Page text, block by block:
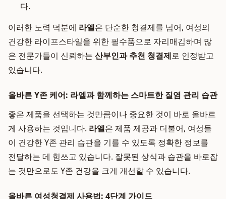
다.
이러한 노력 덕분에 라엘은 단순한 청결제를 넘어, 여성의
건강한 라이프스타일을 위한 필수품으로 자리매김하며 많
은 전문가들이 신뢰하는 산부인과 추천 청결제로 인정받고
있습니다.
올바른 Y존 케어: 라엘과 함께하는 스마트한 질염 관리 습관
좋은 제품을 선택하는 것만큼이나 중요한 것이 바로 올바르
게 사용하는 것입니다. 라엘은 제품 제공과 더불어, 여성들
이 건강한 Y존 관리 습관을 기를 수 있도록 정확한 정보를
전달하는 데 힘쓰고 있습니다. 잘못된 상식과 습관을 바로잡
는 것만으로도 Y존 건강을 크게 개선할 수 있습니다.
올바른 여성청결제 사용법: 4단계 가이드